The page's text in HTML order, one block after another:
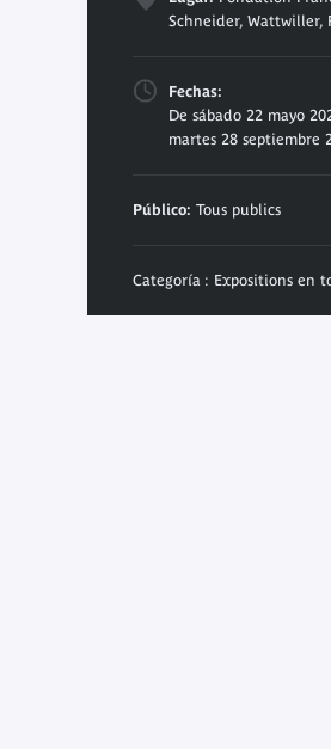
Schneider, Wattwiller,
Fechas:
De sábado 22 mayo
martes 28 septiembre
Público: Tous publics
Categoría : Expositions en